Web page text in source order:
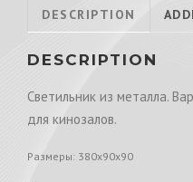
DESCRIPTION
DESCRIPTION
Светильник из металла.
для кинозалов.
Размеры: 380x90x90